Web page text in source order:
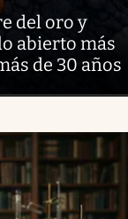
del oro y
abierto más
de 30 años